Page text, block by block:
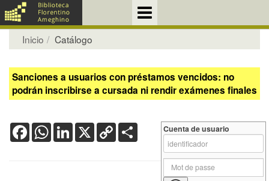
Inicio Catálogo
Sanciones a usuarios con préstamos vencidos: no
podrán inscribirse a cursada ni rendir exámenes finales
FacebookWhatsApp
LinkedIn
X Copy
Link
Cuenta de usuario